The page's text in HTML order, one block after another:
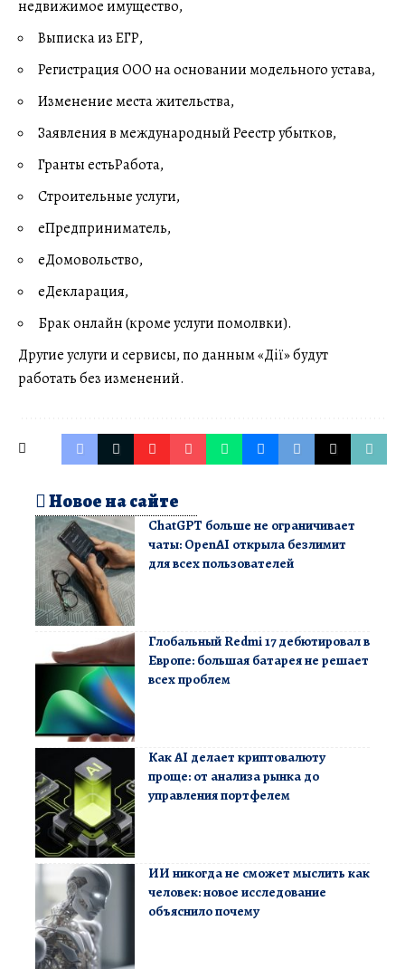
недвижимое имущество,
Выписка из ЕГР,
Регистрация ООО на основании модельного устава,
Изменение места жительства,
Заявления в международный Реестр убытков,
Гранты естьРабота,
Строительные услуги,
еПредприниматель,
еДомовольство,
еДекларация,
Брак онлайн (кроме услуги помолвки).
Другие услуги и сервисы, по данным «Дії» будут
работать без изменений.
Новое на сайте
ChatGPT больше не ограничивает
чаты: OpenAI открыла безлимит
для всех пользователей
Глобальный Redmi 17 дебютировал в
Европе: большая батарея не решает
всех проблем
Как AI делает криптовалюту
проще: от анализа рынка до
управления портфелем
ИИ никогда не сможет мыслить как
человек: новое исследование
объяснило почему